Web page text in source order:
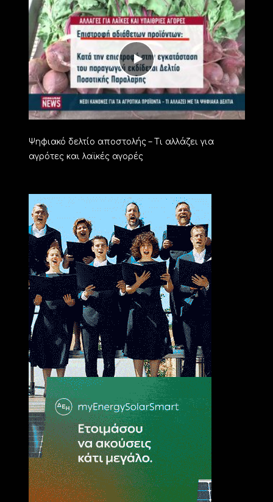
Ψηφιακό δελτίο αποστολής – Τι αλλάζει για
αγρότες και λαϊκές αγορές